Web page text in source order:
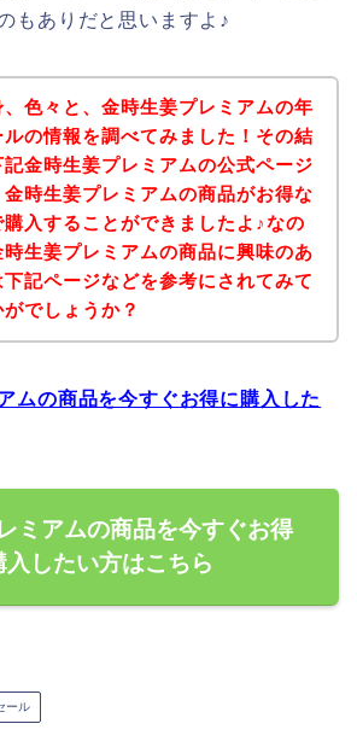
もありだと思いますよ♪
、色々と、金時生姜プレミアムの年
ルの情報を調べてみました！その結
記金時生姜プレミアムの公式ページ
金時生姜プレミアムの商品がお得な
購入することができましたよ♪なの
時生姜プレミアムの商品に興味のあ
下記ページなどを参考にされてみて
でしょうか？
ムの商品を今すぐお得に購入した
ミアムの商品を今すぐお得
入したい方はこちら
ール